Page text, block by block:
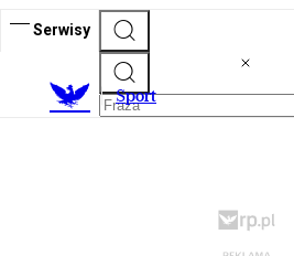
Serwisy
Sport